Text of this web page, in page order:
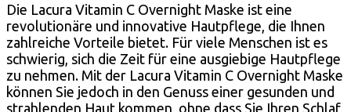
Die Lacura Vitamin C Overnight Maske ist eine
revolutionäre und innovative Hautpflege, die Ihnen
zahlreiche Vorteile bietet. Für viele Menschen ist es
schwierig, sich die Zeit für eine ausgiebige Hautpflege
zu nehmen. Mit der Lacura Vitamin C Overnight Maske
können Sie jedoch in den Genuss einer gesunden und
strahlenden Haut kommen, ohne dass Sie Ihren Schlaf